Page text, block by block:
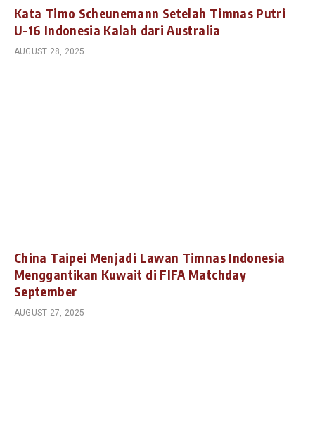
Kata Timo Scheunemann Setelah Timnas Putri
U-16 Indonesia Kalah dari Australia
AUGUST 28, 2025
China Taipei Menjadi Lawan Timnas Indonesia
Menggantikan Kuwait di FIFA Matchday
September
AUGUST 27, 2025